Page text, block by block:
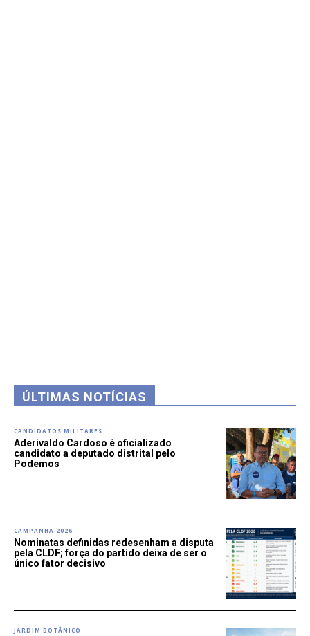
ÚLTIMAS NOTÍCIAS
CANDIDATOS MILITARES
Aderivaldo Cardoso é oficializado
candidato a deputado distrital pelo
Podemos
CAMPANHA 2026
Nominatas definidas redesenham a disputa
pela CLDF; força do partido deixa de ser o
único fator decisivo
JARDIM BOTÂNICO